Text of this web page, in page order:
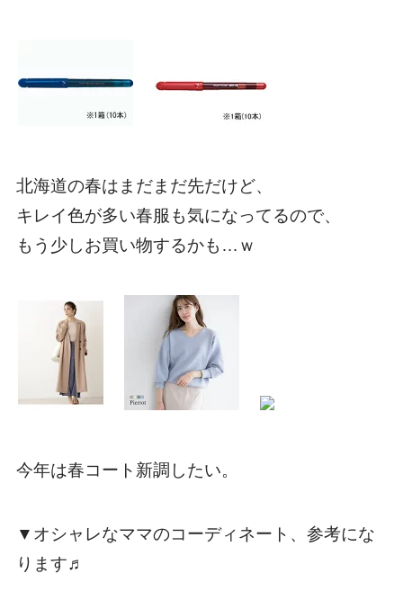
北海道の春はまだまだ先だけど、
キレイ色が多い春服も気になってるので、
もう少しお買い物するかも…ｗ
今年は春コート新調したい。
▼オシャレなママのコーディネート、参考にな
ります♬